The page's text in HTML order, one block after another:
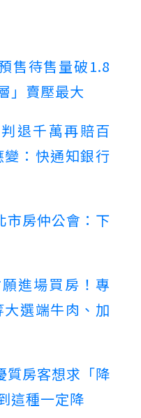
售待售量破1.8
」賣壓最大
退千萬再賠百
：快通知銀行
市房仲公會：下
進場買房！專
選端牛肉、加
質房客想求「降
這種一定降